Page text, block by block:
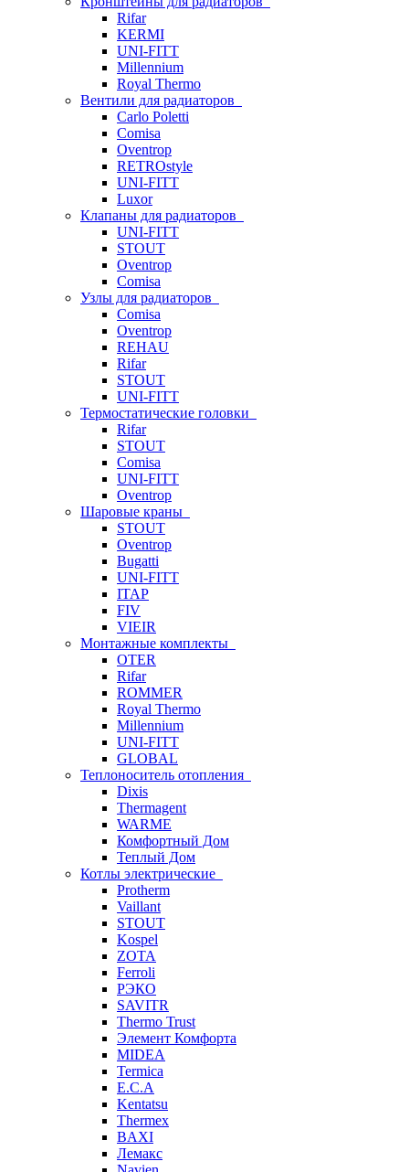
Rifar
KERMI
UNI-FITT
Millennium
Royal Thermo
Вентили для радиаторов
Carlo Poletti
Comisa
Oventrop
RETROstyle
UNI-FITT
Luxor
Клапаны для радиаторов
UNI-FITT
STOUT
Oventrop
Comisa
Узлы для радиаторов
Comisa
Oventrop
REHAU
Rifar
STOUT
UNI-FITT
Термостатические головки
Rifar
STOUT
Comisa
UNI-FITT
Oventrop
Шаровые краны
STOUT
Oventrop
Bugatti
UNI-FITT
ITAP
FIV
VIEIR
Монтажные комплекты
OTER
Rifar
ROMMER
Royal Thermo
Millennium
UNI-FITT
GLOBAL
Теплоноситель отопления
Dixis
Thermagent
WARME
Комфортный Дом
Теплый Дом
Котлы электрические
Protherm
Vaillant
STOUT
Kospel
ZOTA
Ferroli
РЭКО
SAVITR
Thermo Trust
Элемент Комфорта
MIDEA
Termica
E.C.A
Kentatsu
Thermex
BAXI
Лемакс